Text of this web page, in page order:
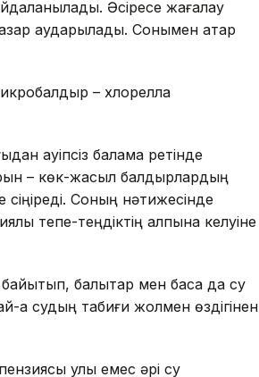
Әсіресе жағалау
аударылады. Сонымен қатар
– хлорелла
қауіпсіз балама ретінде
– көк-жасыл балдырлардың
сіңіреді. Соның нәтижесінде
тепе-теңдіктің қалпына келуіне
балықтар мен басқа да су
ақ судың табиғи жолмен өздігінен
улы емес әрі су